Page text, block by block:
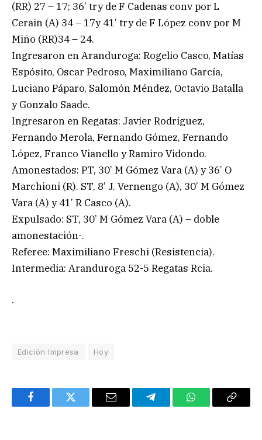
(RR) 27 – 17; 36’ try de F Cadenas conv por L
Cerain (A) 34 – 17y 41’ try de F López conv por M
Miño (RR)34 – 24.
Ingresaron en Aranduroga: Rogelio Casco, Matías
Espósito, Oscar Pedroso, Maximiliano García,
Luciano Páparo, Salomón Méndez, Octavio Batalla
y Gonzalo Saade.
Ingresaron en Regatas: Javier Rodríguez,
Fernando Merola, Fernando Gómez, Fernando
López, Franco Vianello y Ramiro Vidondo.
Amonestados: PT, 30’ M Gómez Vara (A) y 36’ O
Marchioni (R). ST, 8’ J. Vernengo (A), 30’ M Gómez
Vara (A) y 41’ R Casco (A).
Expulsado: ST, 30’ M Gómez Vara (A) – doble
amonestación-.
Referee: Maximiliano Freschi (Resistencia).
Intermedia: Aranduroga 52-5 Regatas Rcia.
.
Edición Impresa Hoy
FacebookTwitter Email TelegramWhatsAppCopy